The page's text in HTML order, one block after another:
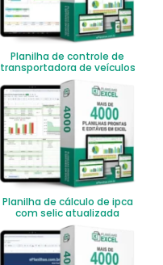
Planilha de controle de
transportadora de veículos
Planilha de cálculo de ipca
com selic atualizada